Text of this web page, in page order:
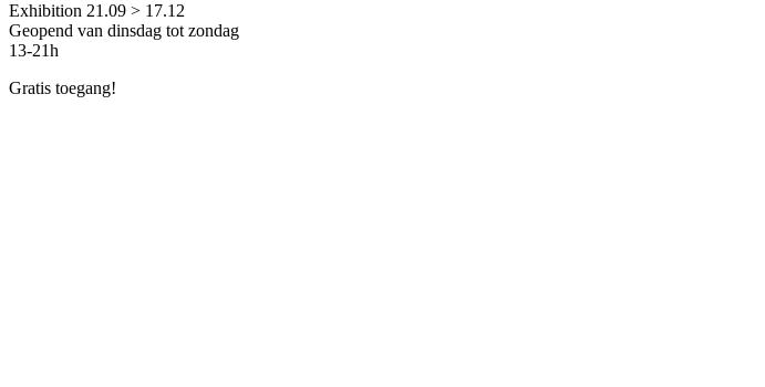
Exhibition 21.09 > 17.12
Geopend van dinsdag tot zondag
13-21h
Gratis toegang!